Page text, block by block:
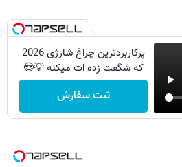
پرکاربردترین چراغ شارژی 2026
که شگفت زده ات میکنه 💡😍
ثبت سفارش